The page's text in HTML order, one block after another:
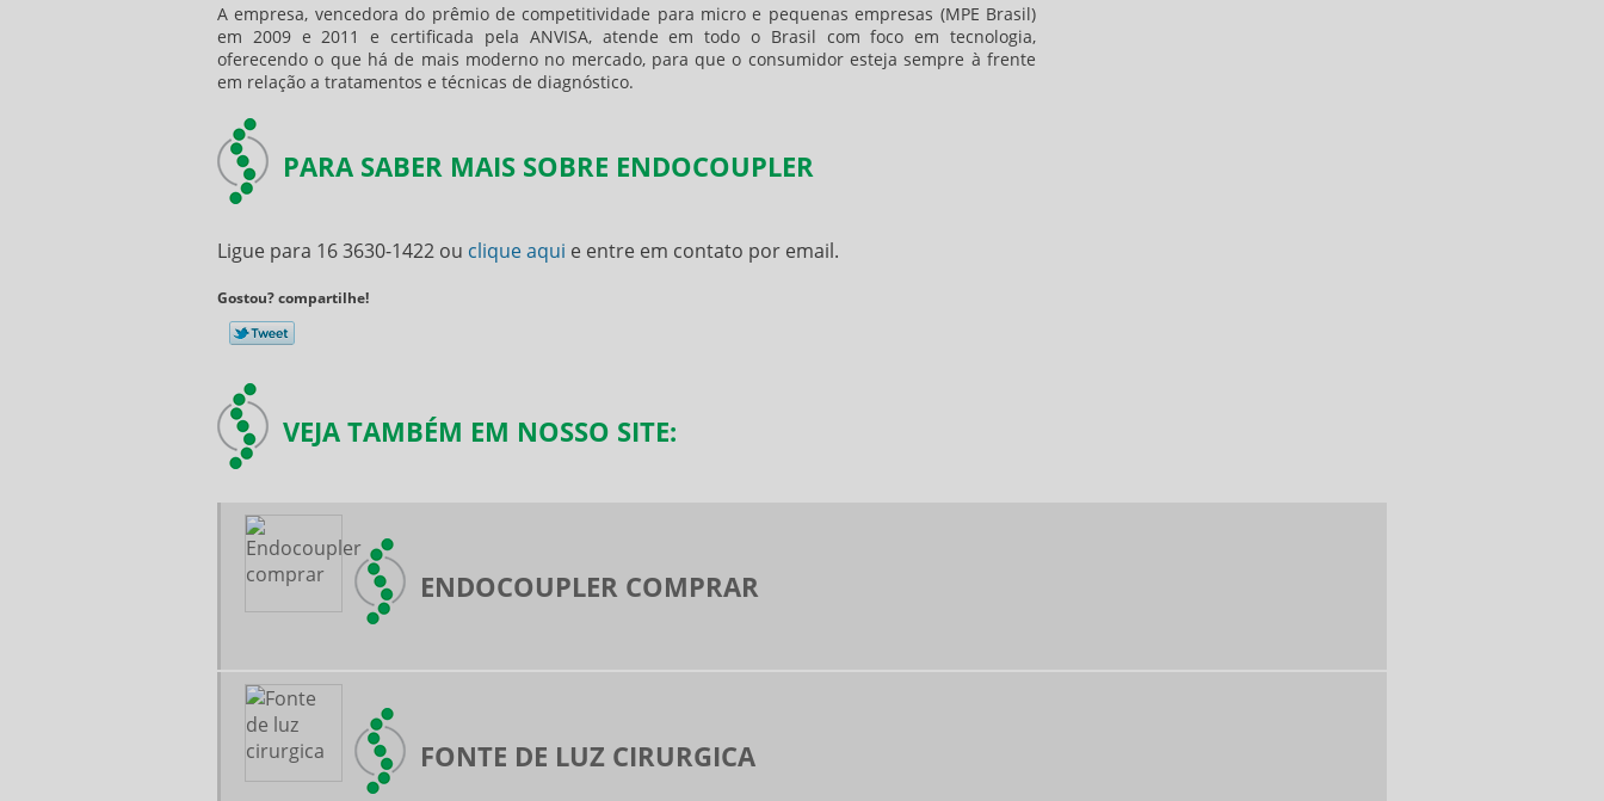
A empresa, vencedora do prêmio de competitividade para micro e pequenas empresas (MPE Brasil)
em 2009 e 2011 e certificada pela ANVISA, atende em todo o Brasil com foco em tecnologia,
oferecendo o que há de mais moderno no mercado, para que o consumidor esteja sempre à frente
em relação a tratamentos e técnicas de diagnóstico.
PARA SABER MAIS SOBRE ENDOCOUPLER
Ligue para 16 3630-1422 ou clique aqui e entre em contato por email.
Gostou? compartilhe!
VEJA TAMBÉM EM NOSSO SITE:
ENDOCOUPLER COMPRAR
FONTE DE LUZ CIRURGICA